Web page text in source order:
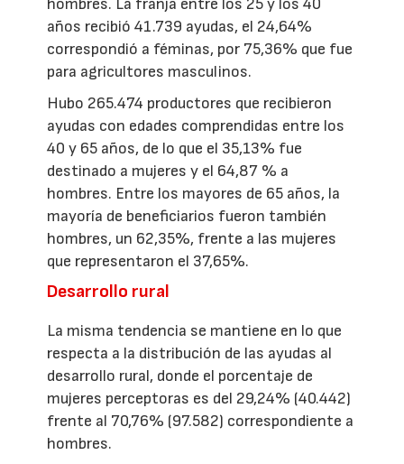
años recibió 41.739 ayudas, el 24,64%
correspondió a féminas, por 75,36% que fue
para agricultores masculinos.
Hubo 265.474 productores que recibieron
ayudas con edades comprendidas entre los
40 y 65 años, de lo que el 35,13% fue
destinado a mujeres y el 64,87 % a
hombres. Entre los mayores de 65 años, la
mayoría de beneficiarios fueron también
hombres, un 62,35%, frente a las mujeres
que representaron el 37,65%.
Desarrollo rural
La misma tendencia se mantiene en lo que
respecta a la distribución de las ayudas al
desarrollo rural, donde el porcentaje de
mujeres perceptoras es del 29,24% (40.442)
frente al 70,76% (97.582) correspondiente a
hombres.